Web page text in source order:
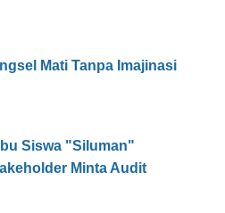
Mati Tanpa Imajinasi
Siswa "Siluman"
Minta Audit